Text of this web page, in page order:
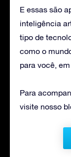
E essas são
inteligência
tipo de
como o
para você,
Para
visite nosso